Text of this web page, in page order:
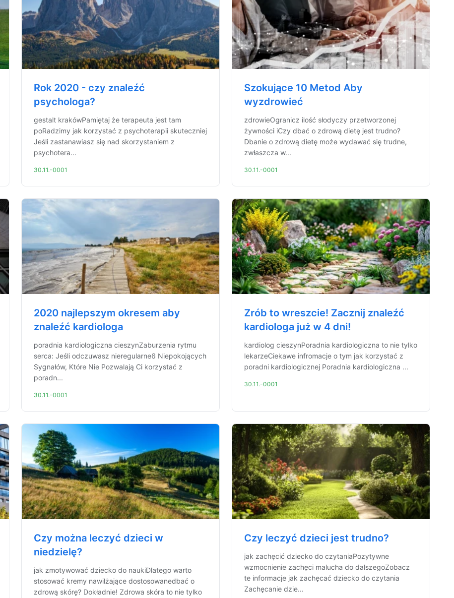
Rok 2020 - czy znaleźć
psychologa?
gestalt krakówPamiętaj że terapeuta jest tam
poRadzimy jak korzystać z psychoterapii skuteczniej
Jeśli zastanawiasz się nad skorzystaniem z
psychotera...
30.11.-0001
Szokujące 10 Metod Aby
wyzdrowieć
zdrowieOgranicz ilość słodyczy przetworzonej
żywności iCzy dbać o zdrową dietę jest trudno?
Dbanie o zdrową dietę może wydawać się trudne,
zwłaszcza w...
30.11.-0001
2020 najlepszym okresem aby
znaleźć kardiologa
poradnia kardiologiczna cieszynZaburzenia rytmu
serca: Jeśli odczuwasz nieregularne6 Niepokojących
Sygnałów, Które Nie Pozwalają Ci korzystać z
poradn...
30.11.-0001
Zrób to wreszcie! Zacznij znaleźć
kardiologa już w 4 dni!
kardiolog cieszynPoradnia kardiologiczna to nie tylko
lekarzeCiekawe infromacje o tym jak korzystać z
poradni kardiologicznej Poradnia kardiologiczna ...
30.11.-0001
Czy można leczyć dzieci w
niedzielę?
jak zmotywować dziecko do naukiDlatego warto
stosować kremy nawilżające dostosowanedbać o
zdrową skórę? Dokładnie! Zdrowa skóra to nie tylko
Czy leczyć dzieci jest trudno?
jak zachęcić dziecko do czytaniaPozytywne
wzmocnienie zachęci malucha do dalszegoZobacz
te informacje jak zachęcać dziecko do czytania
Zachęcanie dzie...